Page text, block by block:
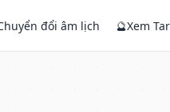
đổi âm lịch 🔮Xem